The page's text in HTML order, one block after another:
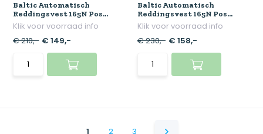
Baltic Automatisch
Reddingsvest 165N Pos...
Klik voor voorraad info
€ 210,- € 149,-
Baltic Automatisch
Reddingsvest 165N Pos...
Klik voor voorraad info
€ 230,- € 158,-
1 2 3